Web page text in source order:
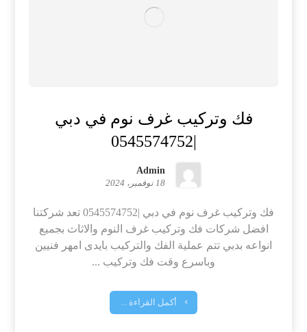
فك وتركيب غرف نوم في دبي
|0545574752
Admin
18 نوفمبر، 2024
فك وتركيب غرف نوم في دبي |0545574752 تعد شركتنا
افضل شركات فك وتركيب غرف النوم والاثاث بجميع
انواعه بدبي تتم عملية الفك والتركيب بايدى امهر فنيين
وباسرع وقت فك وتركيب ...
أكمل القراءة ...